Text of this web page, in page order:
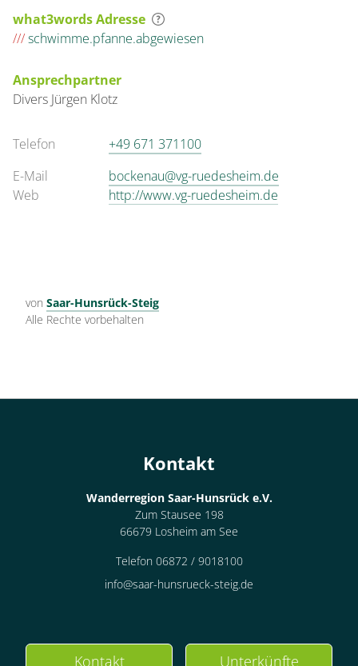
what3words Adresse
///schwimme.pfanne.abgewiesen
Ansprechpartner
Divers Jürgen Klotz
Telefon
+49 671 371100
E-Mail
bockenau@vg-ruedesheim.de
Web
http://www.vg-ruedesheim.de
von Saar-Hunsrück-Steig
Alle Rechte vorbehalten
Kontakt
Wanderregion Saar-Hunsrück e.V.
Zum Stausee 198
66679 Losheim am See
Telefon 06872 / 9018100
info@saar-hunsrueck-steig.de
Kontakt Unterkünfte